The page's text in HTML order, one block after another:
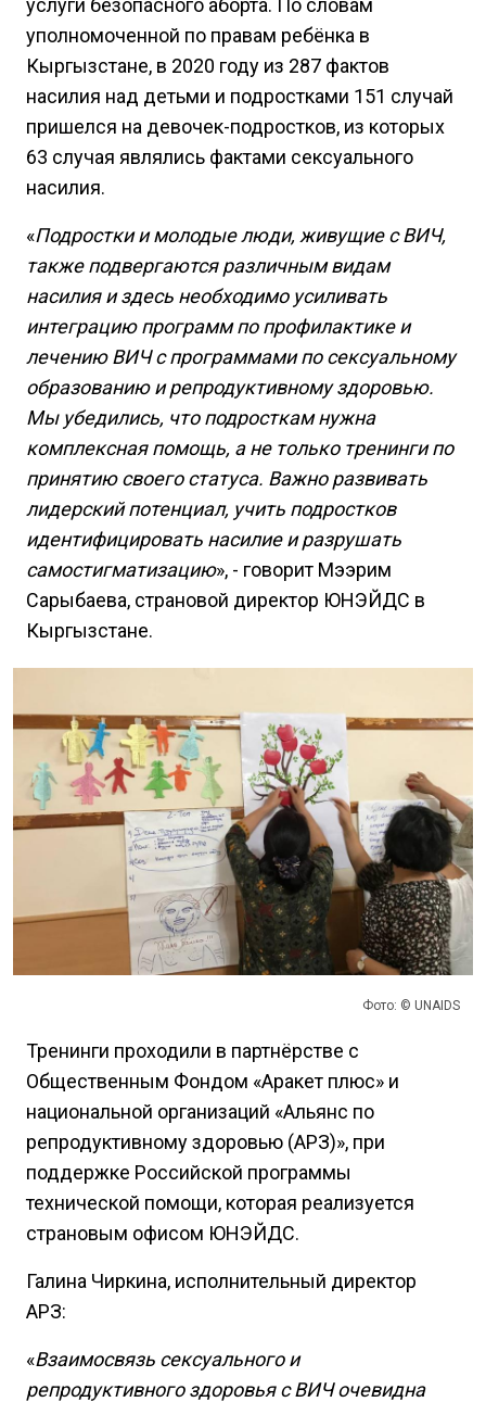
услуги безопасного аборта. По словам
уполномоченной по правам ребёнка в
Кыргызстане, в 2020 году из 287 фактов
насилия над детьми и подростками 151 случай
пришелся на девочек-подростков, из которых
63 случая являлись фактами сексуального
насилия.
«Подростки и молодые люди, живущие с ВИЧ,
также подвергаются различным видам
насилия и здесь необходимо усиливать
интеграцию программ по профилактике и
лечению ВИЧ с программами по сексуальному
образованию и репродуктивному здоровью.
Мы убедились, что подросткам нужна
комплексная помощь, а не только тренинги по
принятию своего статуса. Важно развивать
лидерский потенциал, учить подростков
идентифицировать насилие и разрушать
самостигматизацию», - говорит Мээрим
Сарыбаева, страновой директор ЮНЭЙДС в
Кыргызстане.
Фото: © UNAIDS
Тренинги проходили в партнёрстве с
Общественным Фондом «Аракет плюс» и
национальной организаций «Альянc по
репродуктивному здоровью (АРЗ)», при
поддержке Российской программы
технической помощи, которая реализуется
страновым офисом ЮНЭЙДС.
Галина Чиркина, исполнительный директор
АРЗ:
«Взаимосвязь сексуального и
репродуктивного здоровья с ВИЧ очевидна